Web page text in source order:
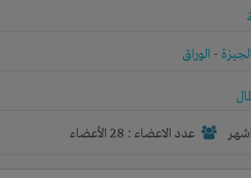
الجيزة - الوراق
عدد الاعضاء : 28 الأعضاء